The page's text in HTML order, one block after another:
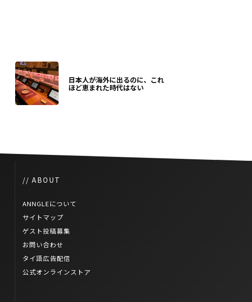
日本人が海外に出るのに、これ
ほど恵まれた時代はない
// ABOUT
ANNGLEについて
サイトマップ
ゲスト投稿募集
お問い合わせ
タイ語広告配信
公式オンラインストア